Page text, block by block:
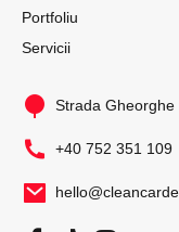
Portfoliu
Servicii
Strada
+40 752 351 109